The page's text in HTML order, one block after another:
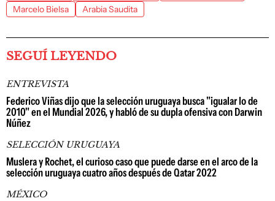
Marcelo Bielsa
Arabia Saudita
SEGUÍ LEYENDO
ENTREVISTA
Federico Viñas dijo que la selección uruguaya busca "igualar lo de
2010" en el Mundial 2026, y habló de su dupla ofensiva con Darwin
Núñez
SELECCIÓN URUGUAYA
Muslera y Rochet, el curioso caso que puede darse en el arco de la
selección uruguaya cuatro años después de Qatar 2022
MÉXICO